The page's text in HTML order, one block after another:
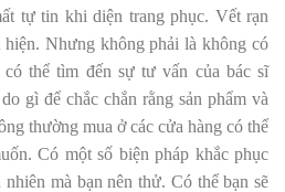
tự tin khi diện trang phục. Vết rạn
Nhưng không phải là không có
thể tìm đến sự tư vấn của bác sĩ
gì để chắc chắn rằng sản phẩm và
thường mua ở các cửa hàng có thể
Có một số biện pháp khắc phục
mà bạn nên thử. Có thể bạn sẽ